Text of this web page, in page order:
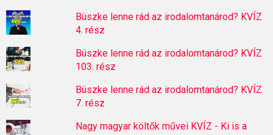
Büszke lenne rád az irodalomtanárod? KVÍZ
4. rész
Büszke lenne rád az irodalomtanárod? KVÍZ
103. rész
Büszke lenne rád az irodalomtanárod? KVÍZ
7. rész
Nagy magyar költők művei KVÍZ - Ki is a